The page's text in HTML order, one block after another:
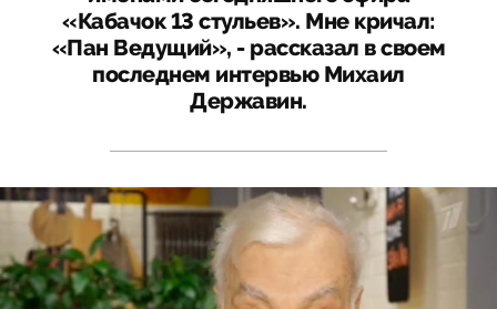
«Кабачок 13 стульев». Мне кричал:
«Пан Ведущий», - рассказал в своем
последнем интервью Михаил
Державин.